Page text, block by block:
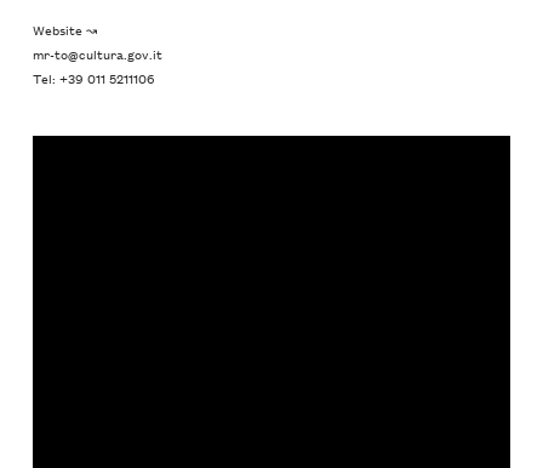
Website ↝
mr-to@cultura.gov.it
Tel: +39 011 5211106